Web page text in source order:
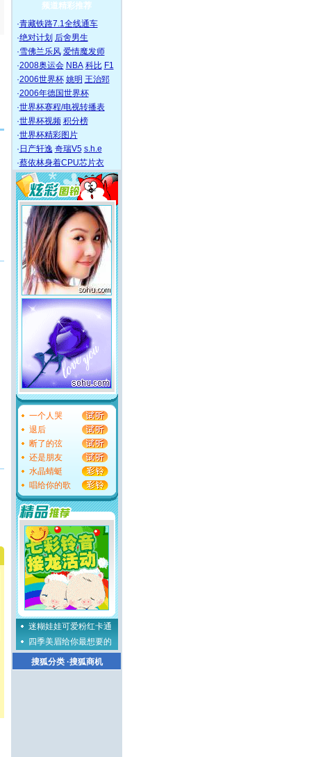
频道精彩推荐
·青藏铁路7.1全线通车
·绝对计划 后舍男生
·雪佛兰乐风 爱情魔发师
·2008奥运会 NBA 科比 F1
·2006世界杯 姚明 王治郅
·2006年德国世界杯
·世界杯赛程/电视转播表
·世界杯视频 积分榜
·世界杯精彩图片
· 日产轩逸 奇瑞V5 s.h.e
·蔡依林身着CPU芯片衣
一个人哭
退后
断了的弦
还是朋友
水晶蜻蜓
唱给你的歌
迷糊娃娃可爱粉红卡通
四季美眉给你最想要的
搜狐分类·搜狐商机